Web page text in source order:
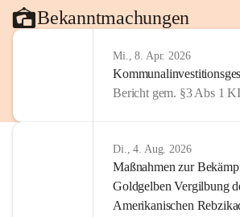
Bekanntmachungen
Mi., 8. Apr. 2026
Bericht gem. §3 Abs 1
Di., 4. Aug. 2026
Maßnahmen zur
Goldgelben Vergilbung
Amerikanischen